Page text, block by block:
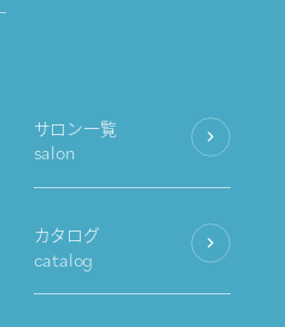
サロン一覧
salon
カタログ
catalog